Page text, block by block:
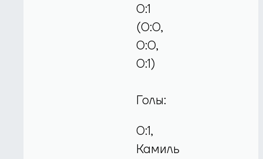
0:1
(0:0,
0:0,
0:1)
Голы:
0:1,
Камиль